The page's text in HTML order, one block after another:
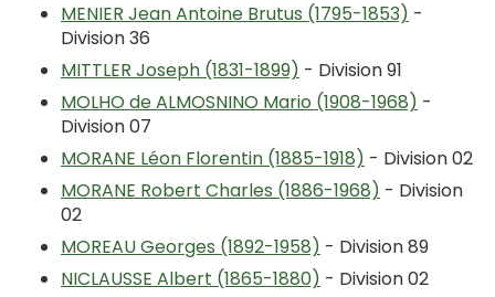
MENIER Jean Antoine Brutus (1795-1853) -
Division 36
MITTLER Joseph (1831-1899) - Division 91
MOLHO de ALMOSNINO Mario (1908-1968) -
Division 07
MORANE Léon Florentin (1885-1918) - Division 02
MORANE Robert Charles (1886-1968) - Division
02
MOREAU Georges (1892-1958) - Division 89
NICLAUSSE Albert (1865-1880) - Division 02